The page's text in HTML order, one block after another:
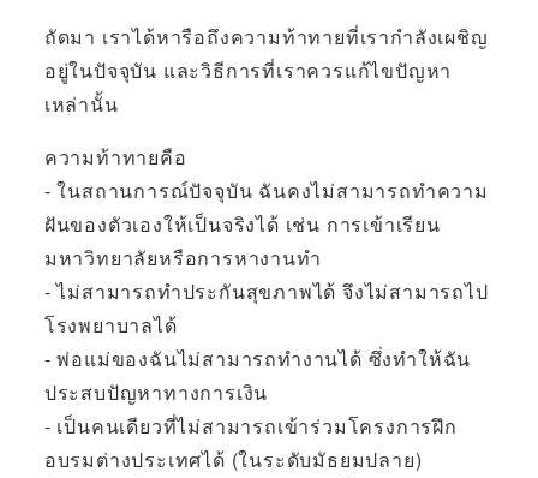
ถัดมา เราได้หารือถึงความท้าทายที่เรากำลังเผชิญ
อยู่ในปัจจุบัน และวิธีการที่เราควรแก้ไขปัญหา
เหล่านั้น
ความท้าทายคือ
- ในสถานการณ์ปัจจุบัน ฉันคงไม่สามารถทำความ
ฝันของตัวเองให้เป็นจริงได้ เช่น การเข้าเรียน
มหาวิทยาลัยหรือการหางานทำ
- ไม่สามารถทำประกันสุขภาพได้ จึงไม่สามารถไป
โรงพยาบาลได้
- พ่อแม่ของฉันไม่สามารถทำงานได้ ซึ่งทำให้ฉัน
ประสบปัญหาทางการเงิน
- เป็นคนเดียวที่ไม่สามารถเข้าร่วมโครงการฝึก
อบรมต่างประเทศได้ (ในระดับมัธยมปลาย)